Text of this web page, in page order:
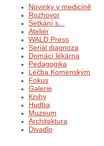
Novinky v medicíně
Rozhovor
Setkání s...
Ateliér
WALD Press
Seriál diagnoza
Domácí lékárna
Pedagogika
Léčba Komenským
Fokus
Galerie
Knihy
Hudba
Muzeum
Architektura
Divadlo